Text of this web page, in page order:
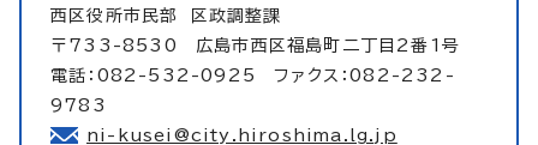
西区役所市民部
区政調整課
〒733-8530 広島市西区福島町二丁目2番1号
電話：082-532-0925 ファクス：082-232-
9783
ni-kusei@city.hiroshima.lg.jp